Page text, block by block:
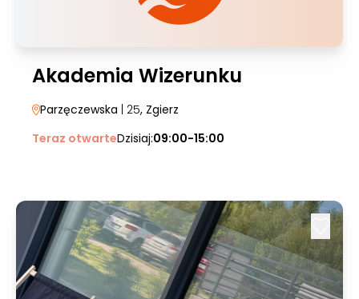
Akademia Wizerunku
Parzęczewska | 25, Zgierz
Teraz otwarteDzisiaj:09:00-15:00